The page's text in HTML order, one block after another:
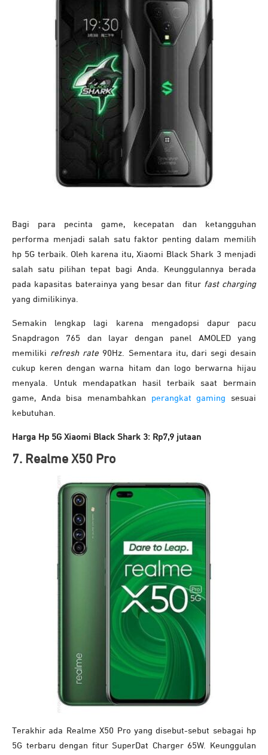
Bagi para pecinta game, kecepatan dan ketangguhan
performa menjadi salah satu faktor penting dalam memilih
hp 5G terbaik. Oleh karena itu, Xiaomi Black Shark 3 menjadi
salah satu pilihan tepat bagi Anda. Keunggulannya berada
pada kapasitas baterainya yang besar dan fitur fast charging
yang dimilikinya.
Semakin lengkap lagi karena mengadopsi dapur pacu
Snapdragon 765 dan layar dengan panel AMOLED yang
memiliki refresh rate 90Hz. Sementara itu, dari segi desain
cukup keren dengan warna hitam dan logo berwarna hijau
menyala. Untuk mendapatkan hasil terbaik saat bermain
game, Anda bisa menambahkan perangkat gaming sesuai
kebutuhan.
Harga Hp 5G Xiaomi Black Shark 3: Rp7,9 jutaan
7. Realme X50 Pro
Terakhir ada Realme X50 Pro yang disebut-sebut sebagai hp
5G terbaru dengan fitur SuperDat Charger 65W. Keunggulan